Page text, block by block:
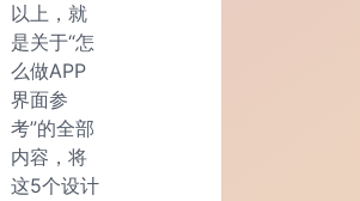
以上，就
是关于“怎
么做APP
界面参
考”的全部
内容，将
这5个设计